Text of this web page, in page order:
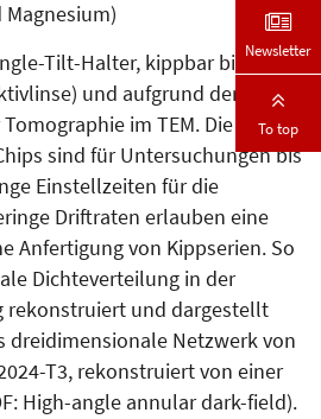
Tilt-Halter, kippbar bis ±70° (je
und aufgrund der hohen
im TEM. Die hier
sind für Untersuchungen bis
Einstellzeiten für die
Driftraten erlauben eine
Anfertigung von Kippserien. So
Dichteverteilung in der
rekonstruiert und dargestellt
dreidimensionale Netzwerk von
T3, rekonstruiert von einer
High-angle annular dark-field).
Newsletter
To top